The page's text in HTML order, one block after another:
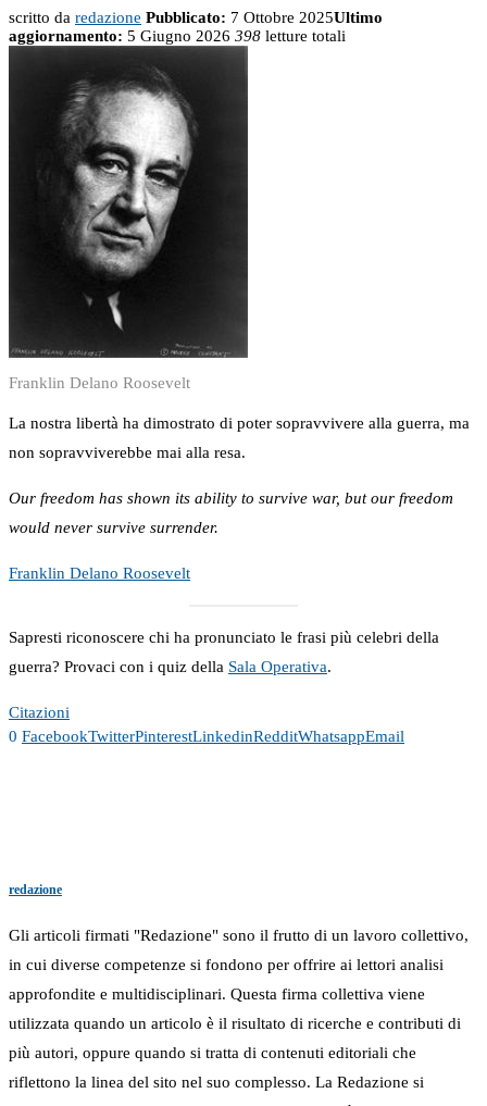
scritto da redazione Pubblicato: 7 Ottobre 2025Ultimo
aggiornamento: 5 Giugno 2026 398 letture totali
Franklin Delano Roosevelt
La nostra libertà ha dimostrato di poter sopravvivere alla guerra, ma
non sopravviverebbe mai alla resa.
Our freedom has shown its ability to survive war, but our freedom
would never survive surrender.
Franklin Delano Roosevelt
Sapresti riconoscere chi ha pronunciato le frasi più celebri della
guerra? Provaci con i quiz della Sala Operativa.
Citazioni
0 FacebookTwitterPinterestLinkedinRedditWhatsappEmail
redazione
Gli articoli firmati "Redazione" sono il frutto di un lavoro collettivo,
in cui diverse competenze si fondono per offrire ai lettori analisi
approfondite e multidisciplinari. Questa firma collettiva viene
utilizzata quando un articolo è il risultato di ricerche e contributi di
più autori, oppure quando si tratta di contenuti editoriali che
riflettono la linea del sito nel suo complesso. La Redazione si